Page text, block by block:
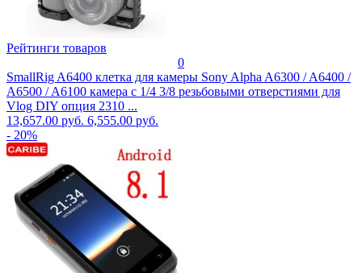
Рейтинги товаров
0
SmallRig A6400 клетка для камеры Sony Alpha A6300 / A6400 /
A6500 / A6100 камера с 1/4 3/8 резьбовыми отверстиями для
Vlog DIY опция 2310 ...
13,657.00 руб. 6,555.00 руб.
- 20%